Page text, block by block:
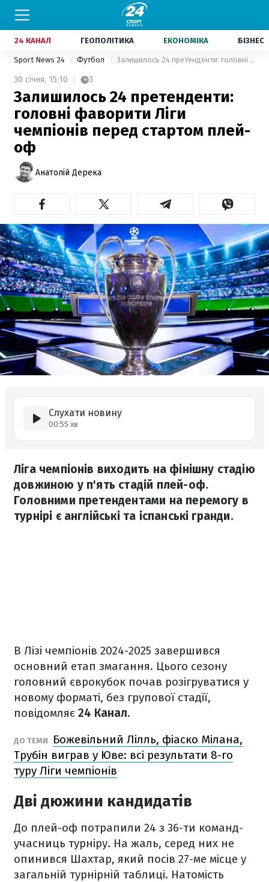
24 КАНАЛ ГЕОПОЛІТИКА ЕКОНОМІКА БІЗНЕС
Sport News 24 Футбол Залишилось 24 претенденти: головні фаворити Ліги чемпіонів перед стартом плей-оф
30 січня, 15:10 3
Залишилось 24 претенденти:
головні фаворити Ліги
чемпіонів перед стартом плей-
оф
Анатолій Дерека
Слухати новину
00:55 хв
Ліга чемпіонів виходить на фінішну стадію
довжиною у п'ять стадій плей-оф.
Головними претендентами на перемогу в
турнірі є англійські та іспанські гранди.
В Лізі чемпіонів 2024-2025 завершився
основний етап змагання. Цього сезону
головний єврокубок почав розігруватися у
новому форматі, без групової стадії,
повідомляє 24 Канал.
ДО ТЕМИ
Божевільний Лілль, фіаско Мілана,
Трубін виграв у Юве: всі результати 8-го
туру Ліги чемпіонів
Дві дюжини кандидатів
До плей-оф потрапили 24 з 36-ти команд-
учасниць турніру. На жаль, серед них не
опинився Шахтар, який посів 27-ме місце у
загальній турнірній таблиці. Натомість